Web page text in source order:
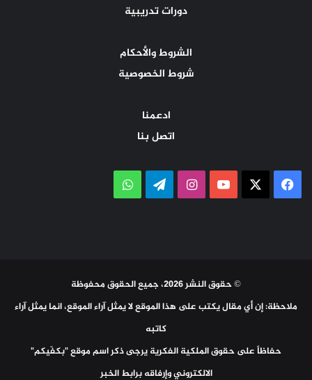
دورات تدريبية
الشروط والأحكام
شروط الخصوصية
ادعمنا
اتصل بنا
فيسبوك ‫YouTubeانستقرامتيلقرامواتساب
© حقوق النشر 2026، جميع الحقوق محفوظة
ملاحظة: إن أي مقال يكتب على هذا الموقع لا يمثل آراء الموقع، انما يمثل آراء
كاتبه
حفاظاً على حقوق الملكية الفكرية يرجى ذكر اسم موقع "بكفّيكم"
الالكتروني وإرفاقه برابط الخبر